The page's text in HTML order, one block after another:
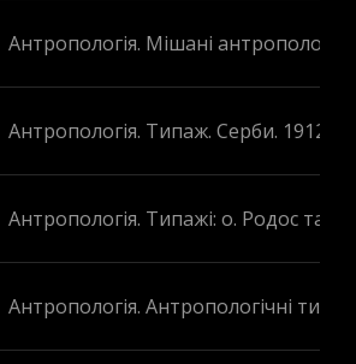
Антропологія. Мішані
Антропологія. Типаж. Серби. 1912,
Антропологія. Типажі: о. Родос та
Антропологія. Антропологічні